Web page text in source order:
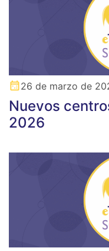
26 de marzo de
Nuevos
2026